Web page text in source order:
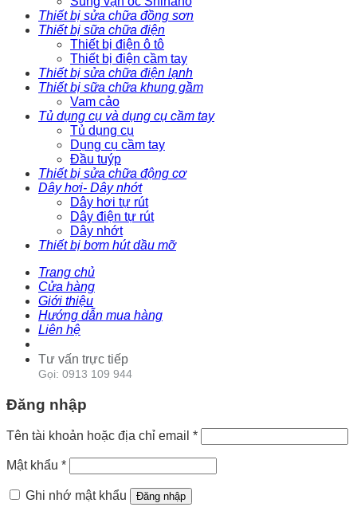
Thiết bị sửa chữa đồng sơn
Thiết bị sữa chữa điện
Thiết bị điện ô tô
Thiết bị điện cầm tay
Thiết bị sửa chữa điện lạnh
Thiết bị sữa chữa khung gầm
Vam cảo
Tủ dụng cụ và dụng cụ cầm tay
Tủ dụng cụ
Dụng cụ cầm tay
Đầu tuýp
Thiết bị sửa chữa động cơ
Dây hơi- Dây nhớt
Dây hơi tự rút
Dây điện tự rút
Dây nhớt
Thiết bị bơm hút dầu mỡ
Trang chủ
Cửa hàng
Giới thiệu
Hướng dẫn mua hàng
Liên hệ
Tư vấn trực tiếp
Gọi: 0913 109 944
Đăng nhập
Tên tài khoản hoặc địa chỉ email *
Mật khẩu *
Ghi nhớ mật khẩu Đăng nhập